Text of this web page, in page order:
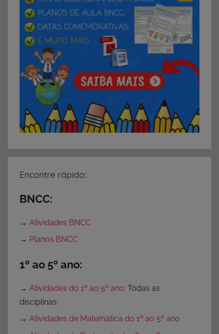
Encontre rápido:
BNCC:
→ Atividades BNCC
→ Planos BNCC
1º ao 5º ano:
→ Atividades do 1º ao 5º ano: Todas as
disciplinas.
→ Atividades de Matemática do 1º ao 5º ano